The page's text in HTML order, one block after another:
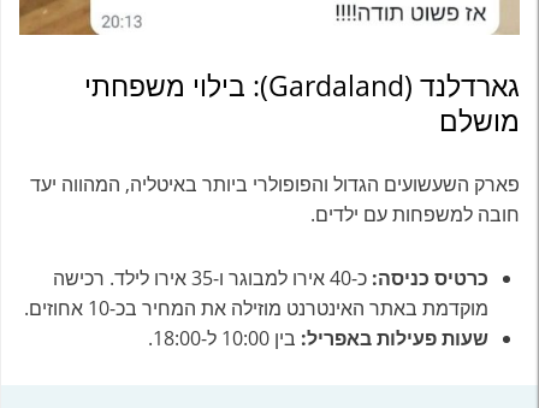
גארדלנד (Gardaland): בילוי משפחתי
מושלם
פארק השעשועים הגדול והפופולרי ביותר באיטליה, המהווה יעד
חובה למשפחות עם ילדים.
כרטיס כניסה:
כ-40 אירו למבוגר ו-35 אירו לילד. רכישה
מוקדמת באתר האינטרנט מוזילה את המחיר בכ-10 אחוזים.
שעות פעילות באפריל: בין 10:00 ל-18:00.